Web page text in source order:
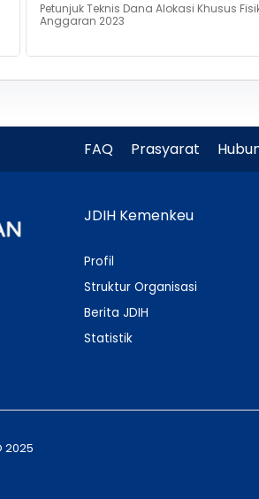
Petunjuk Teknis Dana Alokasi Khusus
Anggaran 2023
FAQ Prasyarat
JDIH Kemenkeu
Profil
Struktur Organisasi
Berita JDIH
Statistik
2025